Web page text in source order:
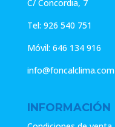
C/ Concordia, 7
Tel: 926 540 751
Móvil: 646 134 916
info@foncalclima.com
INFORMACIÓN